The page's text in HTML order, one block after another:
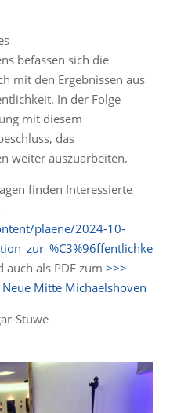
befassen sich die
mit den Ergebnissen aus
In der Folge
mit diesem
das
weiter auszuarbeiten.
finden Interessierte
plaene/2024-10-
auch als PDF zum >>>
Mitte Michaelshoven
Stüwe